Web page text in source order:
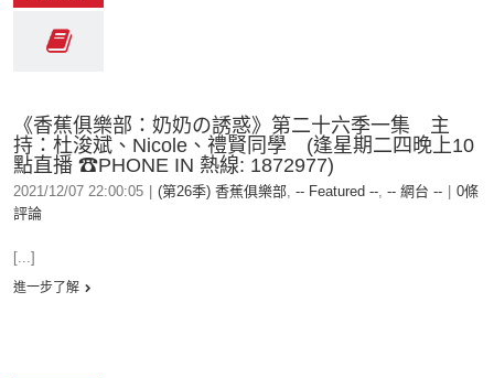
《香蕉俱樂部：奶奶の誘惑》第二十六季一集 主
持：杜浚斌、Nicole、禮賢同學 (逢星期二四晚上10
點直播 ☎PHONE IN 熱線: 1872977)
2021/12/07 22:00:05 (第26季) 香蕉俱樂部, -- Featured --, -- 網台 --
0條
評論
[...]
進一步了解